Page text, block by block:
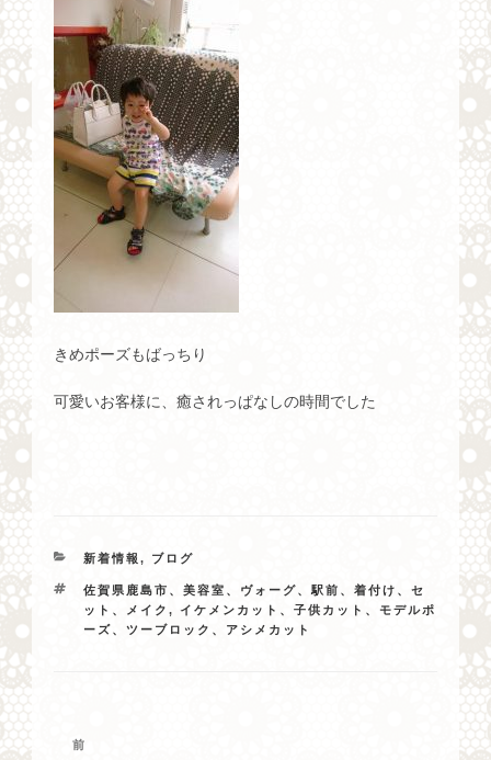
きめポーズもばっちり
可愛いお客様に、癒されっぱなしの時間でした
カ
ゴ
リ
新着情報, ブログ
タ
グ
佐賀県鹿島市、美容室、ヴォーグ、駅前、着付け、セ
ット、メイク,イケメンカット、子供カット、モデルポ
ーズ、ツーブロック、アシメカット
投
過
前